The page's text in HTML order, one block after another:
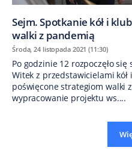
Sejm. Spotkanie kół i
walki z pandemią
Środa, 24 listopada 2021 (11:30)
Po godzinie 12 rozpoczęło
Witek z przedstawicielami
poświęcone strategiom walki
wypracowanie projektu ws....